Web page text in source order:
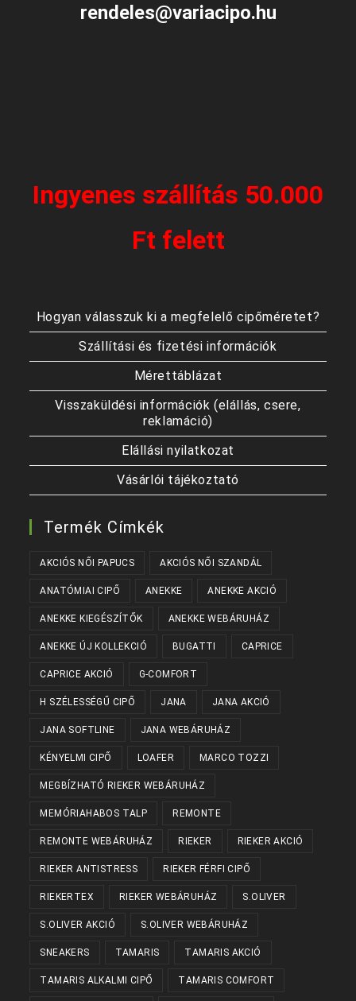
rendeles@variacipo.hu
Ingyenes szállítás 50.000
Ft felett
Hogyan válasszuk ki a megfelelő cipőméretet?
Szállítási és fizetési információk
Mérettáblázat
Visszaküldési információk (elállás, csere,
reklamáció)
Elállási nyilatkozat
Vásárlói tájékoztató
Termék Címkék
AKCIÓS NŐI PAPUCS AKCIÓS NŐI SZANDÁL
ANATÓMIAI CIPŐ ANEKKE ANEKKE AKCIÓ
ANEKKE KIEGÉSZÍTŐK ANEKKE WEBÁRUHÁZ
ANEKKE ÚJ KOLLEKCIÓ BUGATTI CAPRICE
CAPRICE AKCIÓ G-COMFORT
H SZÉLESSÉGŰ CIPŐ JANA JANA AKCIÓ
JANA SOFTLINE JANA WEBÁRUHÁZ
KÉNYELMI CIPŐ LOAFER MARCO TOZZI
MEGBÍZHATÓ RIEKER WEBÁRUHÁZ
MEMÓRIAHABOS TALP REMONTE
REMONTE WEBÁRUHÁZ RIEKER RIEKER AKCIÓ
RIEKER ANTISTRESS RIEKER FÉRFI CIPŐ
RIEKERTEX RIEKER WEBÁRUHÁZ S.OLIVER
S.OLIVER AKCIÓ S.OLIVER WEBÁRUHÁZ
SNEAKERS TAMARIS TAMARIS AKCIÓ
TAMARIS ALKALMI CIPŐ TAMARIS COMFORT